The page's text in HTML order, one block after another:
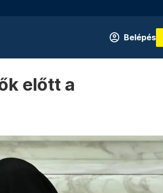
Belépés
előtt a